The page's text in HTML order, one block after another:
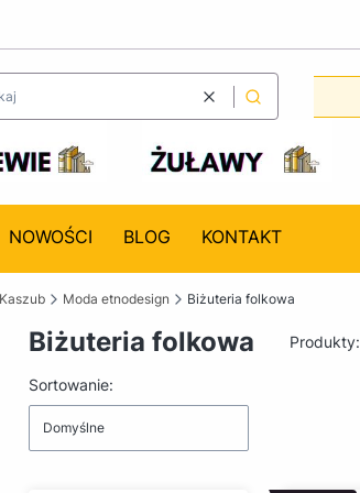
WyczyśćSzukaj
NOWOŚCI BLOG KONTAKT
Moda etnodesign Biżuteria folkowa
Biżuteria folkowa Produkty:
Lista produktów
Sortowanie:
Domyślne